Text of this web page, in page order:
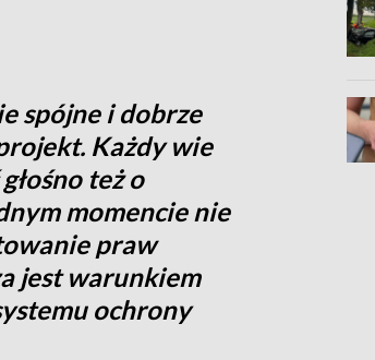
spójne i dobrze
Każdy wie
też o
momencie nie
praw
jest warunkiem
ochrony